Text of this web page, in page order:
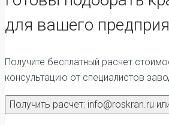
для вашего
Получите бесплатный расчет
консультацию от специалистов
Получить расчет: info@roskran.ru